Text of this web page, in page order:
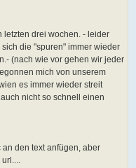
letzten drei wochen. - leider
die "spuren" immer wieder
(nach wie vor gehen wir jeder
mich von unserem
es immer wieder streit
nicht so schnell einen
den text anfügen, aber